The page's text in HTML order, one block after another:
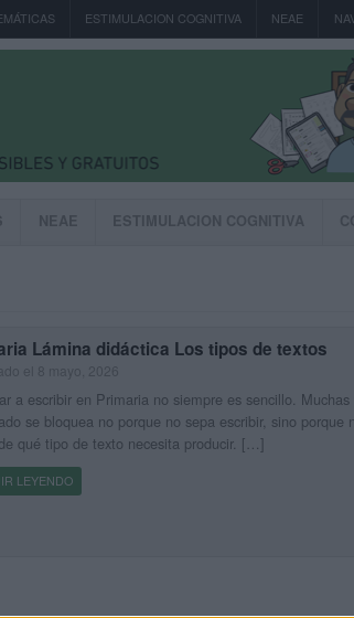
ESTIMULACION COGNITIVA NEAE
NEAE ESTIMULACION COGNITIVA
Lámina didáctica Los tipos de textos
a escribir en Primaria no siempre es sencillo. Muchas
se bloquea no porque no sepa escribir, sino porque
qué tipo de texto necesita producir. […]
LEYENDO